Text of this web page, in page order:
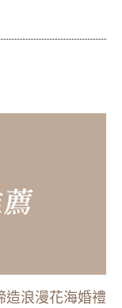
造浪漫花海婚禮